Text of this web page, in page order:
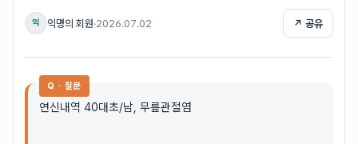
익 익명의 회원·2026.07.02 ↗ 공유
Q · 질문
연신내역 40대초/남, 무릎관절염